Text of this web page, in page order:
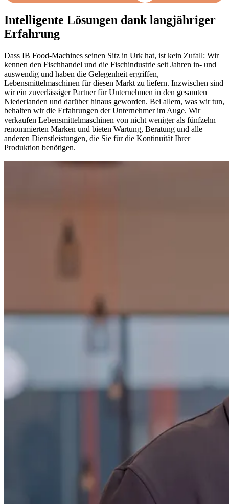
Intelligente Lösungen dank langjähriger
Erfahrung
Dass IB Food-Machines seinen Sitz in Urk hat, ist kein Zufall: Wir
kennen den Fischhandel und die Fischindustrie seit Jahren in- und
auswendig und haben die Gelegenheit ergriffen,
Lebensmittelmaschinen für diesen Markt zu liefern. Inzwischen sind
wir ein zuverlässiger Partner für Unternehmen in den gesamten
Niederlanden und darüber hinaus geworden. Bei allem, was wir tun,
behalten wir die Erfahrungen der Unternehmer im Auge. Wir
verkaufen Lebensmittelmaschinen von nicht weniger als fünfzehn
renommierten Marken und bieten Wartung, Beratung und alle
anderen Dienstleistungen, die Sie für die Kontinuität Ihrer
Produktion benötigen.